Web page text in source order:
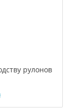
рулонов